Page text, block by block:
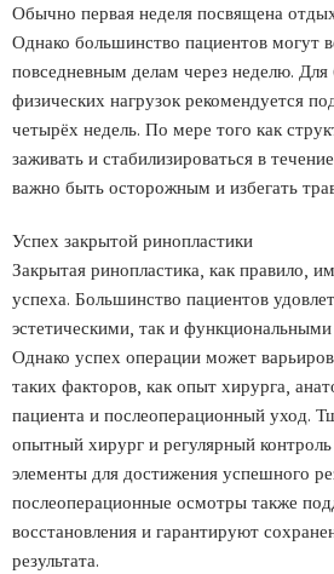
Обычно первая неделя посвящена
Однако большинство пациентов могут
повседневным делам через неделю.
физических нагрузок рекомендуется
четырёх недель. По мере того как
заживать и стабилизироваться в
важно быть осторожным и избегать
Успех закрытой ринопластики
Закрытая ринопластика, как правило,
успеха. Большинство пациентов
эстетическими, так и
Однако успех операции может
таких факторов, как опыт хирурга,
пациента и послеоперационный уход.
опытный хирург и регулярный
элементы для достижения успешного
послеоперационные осмотры также
восстановления и гарантируют
результата.